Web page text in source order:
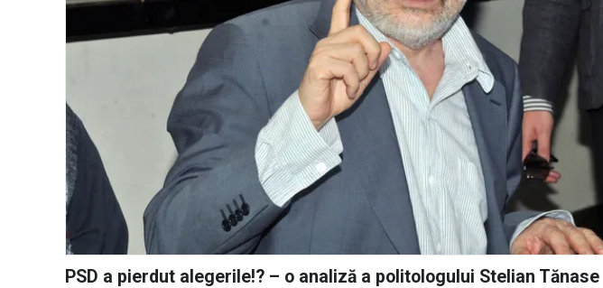
PSD a pierdut alegerile!? – o analiză a politologului Stelian Tănase